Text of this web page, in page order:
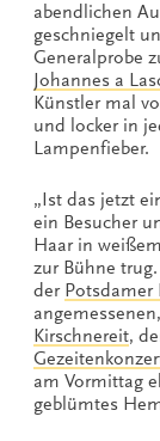
abendlichen
geschniegelt
Generalprobe
Johannes a
Künstler mal
und locker in
Lampenfieber.
„Ist das jetzt
ein Besucher
Haar in
zur Bühne
der Potsdamer
Kirschnereit,
am Vormittag
geblümtes